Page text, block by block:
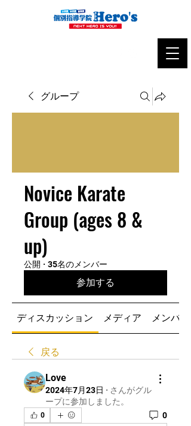
グループ
Novice Karate
Group (ages 8 &
up)
公開 · 35名のメンバー
参加する
ディスカッション メディア メンバー
戻る
Love
2024年7月23日 · さんがグル
ープに参加しました。
0 0